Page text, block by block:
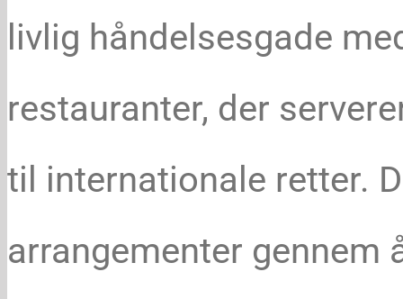
livlig håndelsesgade
restauranter, der
til internationale retter.
arrangementer gennem